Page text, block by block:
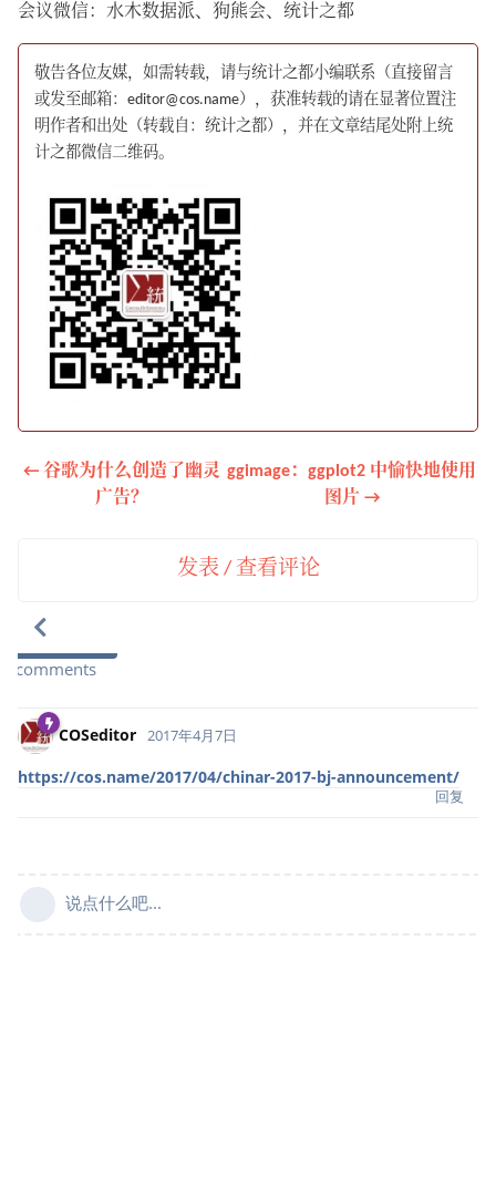
会议微信：水木数据派、狗熊会、统计之都
敬告各位友媒，如需转载，请与统计之都小编联系（直接留言
或发至邮箱：editor@cos.name），获准转载的请在显著位置注
明作者和出处（转载自：统计之都），并在文章结尾处附上统
计之都微信二维码。
← 谷歌为什么创造了幽灵
广告？
ggimage：ggplot2 中愉快地使用
图片 →
发表 / 查看评论